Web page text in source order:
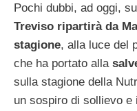
Pochi dubbi, ad oggi,
Treviso ripartirà da
stagione, alla luce del
che ha portato alla
sulla stagione della
un sospiro di sollievo